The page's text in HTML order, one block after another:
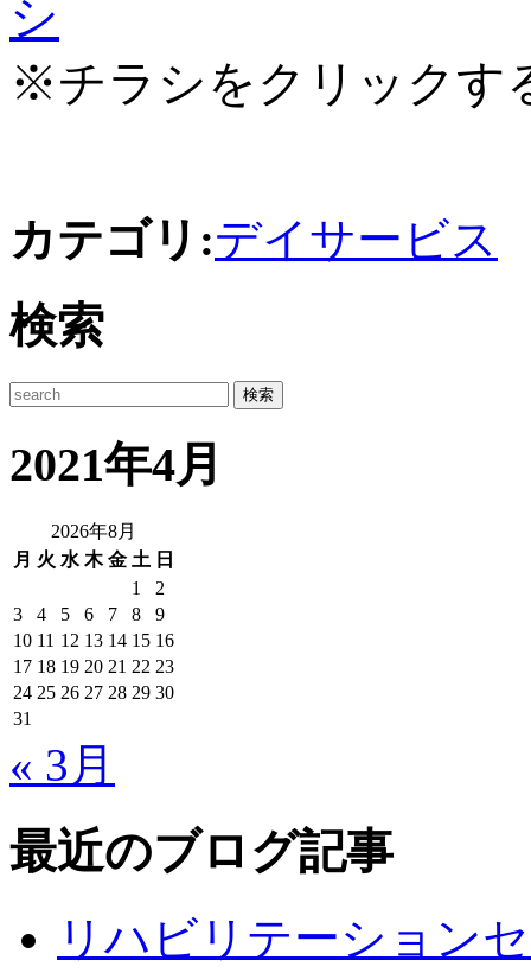
※チラシをクリックす
カテゴリ:デイサービス
検索
2021年4月
2026年8月
月 火 水 木 金 土 日
1
2
3
4 5 6 7 8
9
10 11 12 13 14 15 16
17 18 19 20 21 22 23
24 25 26 27 28 29 30
31
« 3月
最近のブログ記事
リハビリテーション